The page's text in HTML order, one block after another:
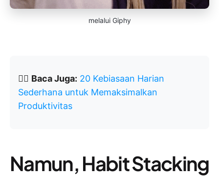
melalui Giphy
👉🏽 Baca Juga: 20 Kebiasaan Harian
Sederhana untuk Memaksimalkan
Produktivitas
Namun, Habit Stacking